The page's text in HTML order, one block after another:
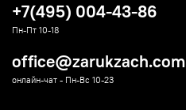
+7(495) 004-43-86
Пн-Пт 10-18
office@zarukzach.com
онлайн-чат - Пн-Вс 10-23